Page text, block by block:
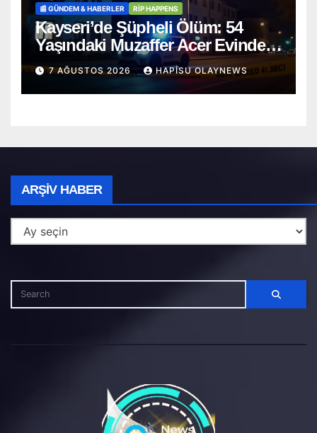
📰 GÜNDEM & HABERLER RİP HAPPENS
Kayseri’de Şüpheli Ölüm: 54
Yaşındaki Muzaffer Acer Evinde
Cansız Bulundu
7 AĞUSTOS 2026 HAPISU OLAYNEWS
ARŞIV HABER
Haber